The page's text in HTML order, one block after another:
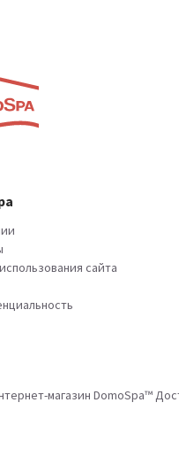
сайта
магазин DomoSpa™